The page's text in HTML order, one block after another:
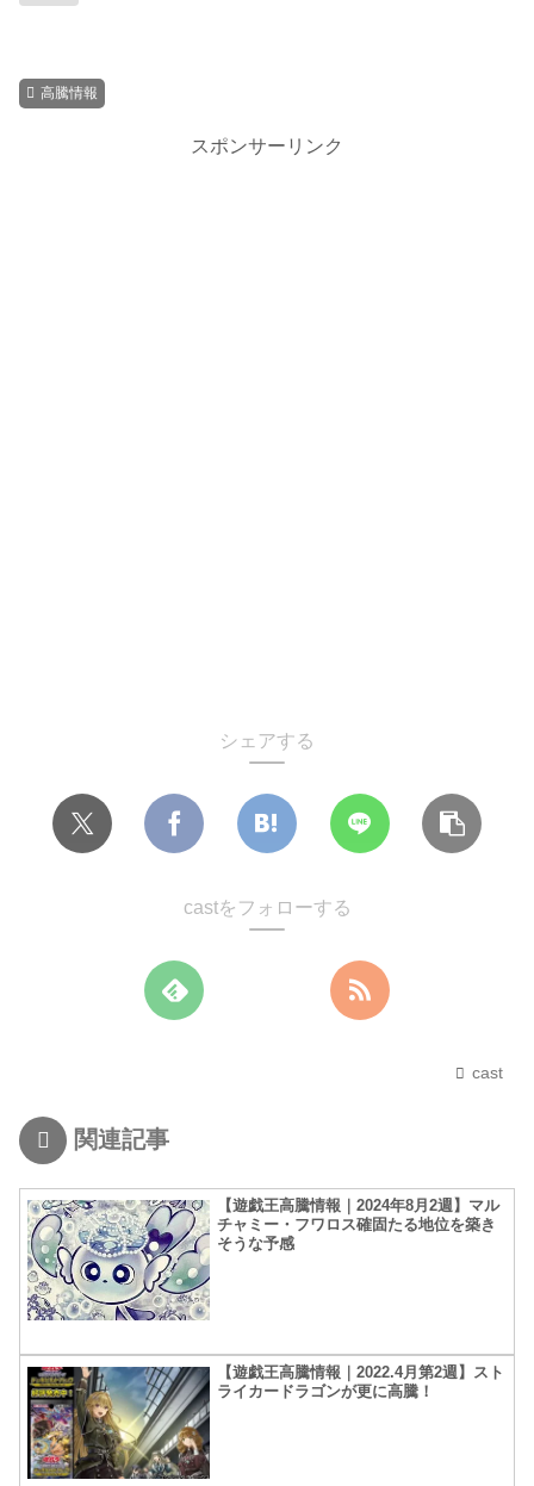
高騰情報
スポンサーリンク
シェアする
castをフォローする
cast
関連記事
【遊戯王高騰情報｜2024年8月2週】マル
チャミー・フワロス確固たる地位を築き
そうな予感
【遊戯王高騰情報｜2022.4月第2週】スト
ライカードラゴンが更に高騰！